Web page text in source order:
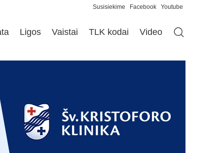
Susisiekime Facebook Youtube
Ligos Vaistai TLK kodai Video